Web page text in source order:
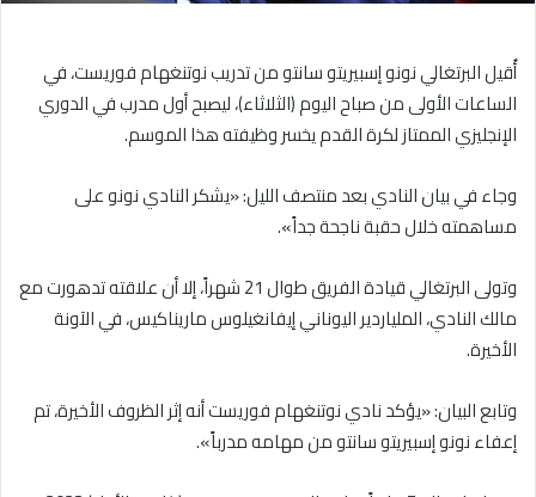
أُقيل البرتغالي نونو إسبيريتو سانتو من تدريب نوتنغهام فوريست، في
الساعات الأولى من صباح اليوم (الثلاثاء)، ليصبح أول مدرب في الدوري
الإنجليزي الممتاز لكرة القدم يخسر وظيفته هذا الموسم.
وجاء في بيان النادي بعد منتصف الليل: «يشكر النادي نونو على
مساهمته خلال حقبة ناجحة جداً».
وتولى البرتغالي قيادة الفريق طوال 21 شهراً، إلا أن علاقته تدهورت مع
مالك النادي، الملياردير اليوناني إيفانغيلوس ماريناكيس، في الآونة
الأخيرة.
وتابع البيان: «يؤكد نادي نوتنغهام فوريست أنه إثر الظروف الأخيرة، تم
إعفاء نونو إسبيريتو سانتو من مهامه مدرباً».